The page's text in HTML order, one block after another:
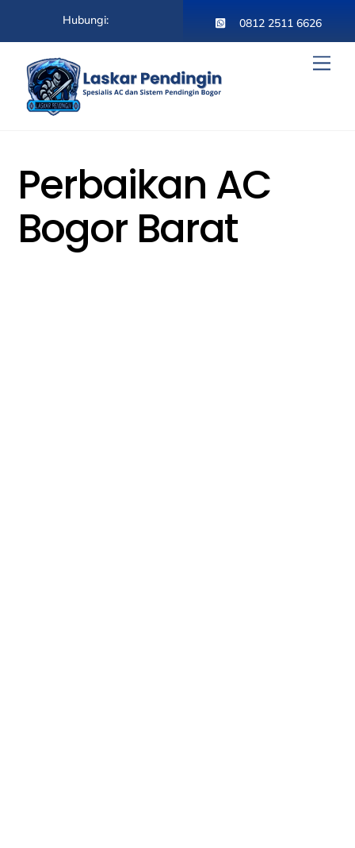
content
Hubungi: 0812 2511 6626
Perbaikan AC
Bogor Barat